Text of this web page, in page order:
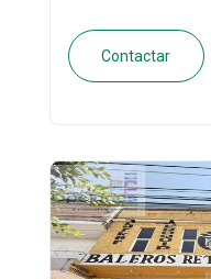
Contactar